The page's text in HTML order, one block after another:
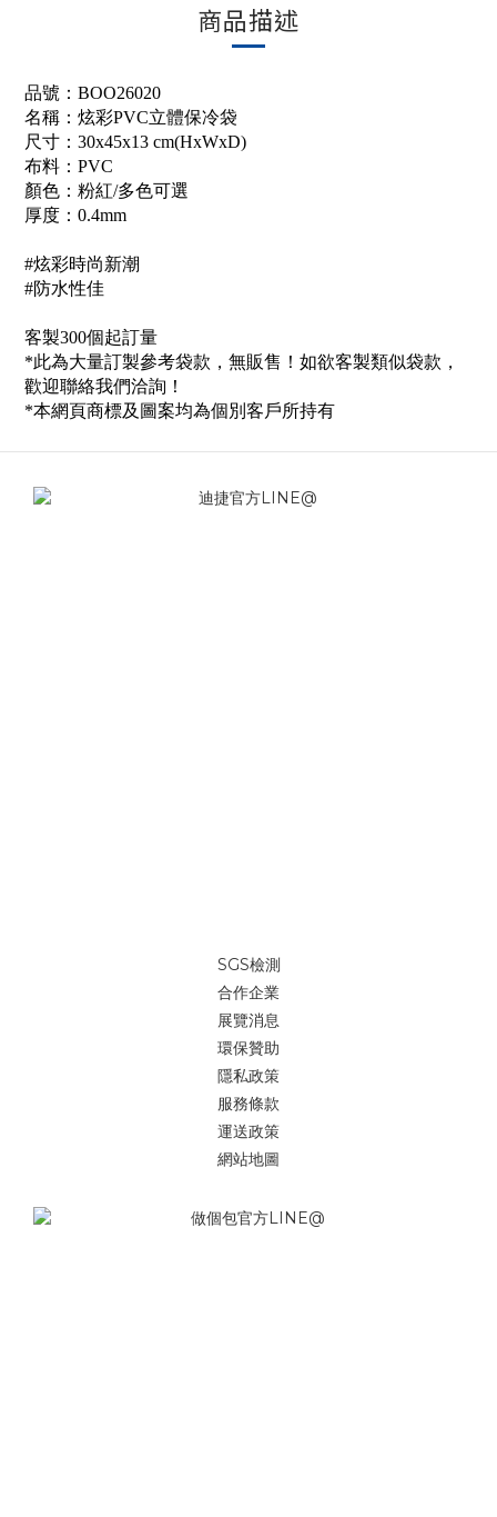
商品描述
品號： BOO26020
名稱： 炫彩PVC立體保冷袋
尺寸：30x45x13 cm(HxWxD)
布料： PVC
顏色：粉紅/多色可選
厚度：0.4mm
#炫彩時尚新潮
#防水性佳
客製300個起訂量
*此為大量訂製參考袋款，無販售！如欲客製類似袋款，
歡迎聯絡我們洽詢！
*本網頁商標及圖案均為個別客戶所持有
SGS檢測
合作企業
展覽消息
環保贊助
隱私政策
服務條款
運送政策
網站地圖